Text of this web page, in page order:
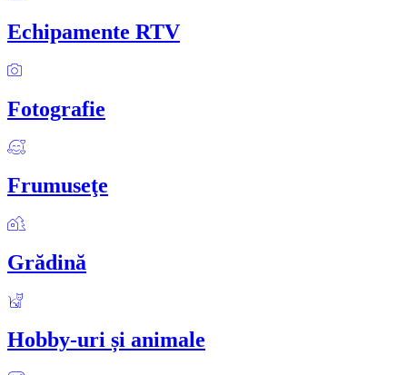
Echipamente RTV
Fotografie
Frumuseţe
Grădină
Hobby-uri și animale